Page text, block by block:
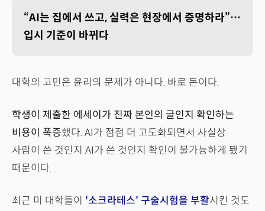
“AI는 집에서 쓰고, 실력은 현장에서 증명하라”…
입시 기준이 바뀌다
대학의 고민은 윤리의 문제가 아니다. 바로 돈이다.
학생이 제출한 에세이가 진짜 본인의 글인지 확인하는
비용이 폭증했다. AI가 점점 더 고도화되면서 사실상
사람이 쓴 것인지 AI가 쓴 것인지 확인이 불가능하게 됐기
때문이다.
최근 미 대학들이 '소크라테스' 구술시험을 부활시킨 것도